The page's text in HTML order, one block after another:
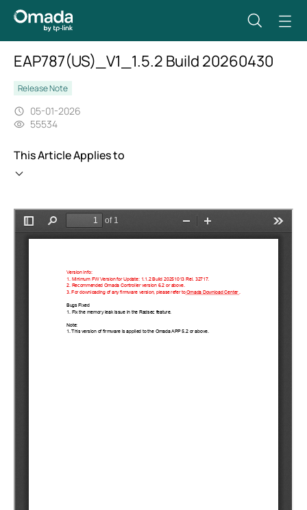
EAP787(US)_V1_1.5.2 Build 20260430
Release Note
05-01-2026
55534
This Article Applies to